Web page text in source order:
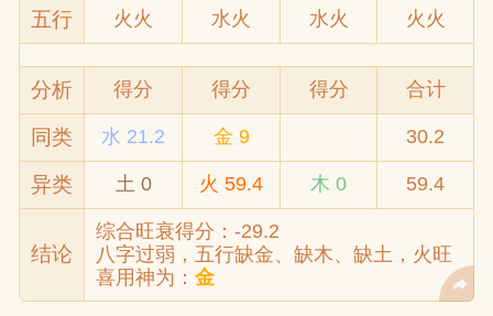
五行 火火 水火 水火 火火
分析 得分 得分 得分 合计
同类 水 21.2 金 9 30.2
异类 土 0 火 59.4 木 0 59.4
结论
综合旺衰得分：-29.2
八字过弱，五行缺金、缺木、缺土，火旺
喜用神为：金